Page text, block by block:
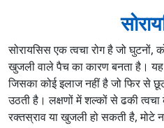
सोरायसिस एक त्वचा रोग है जो
खुजली वाले पैच का कारण बनता है। यह
जिसका कोई इलाज नहीं है जो फिर से
उठती है। लक्षणों में शल्कों से ढकी
रक्तस्राव या खुजली हो सकती है,